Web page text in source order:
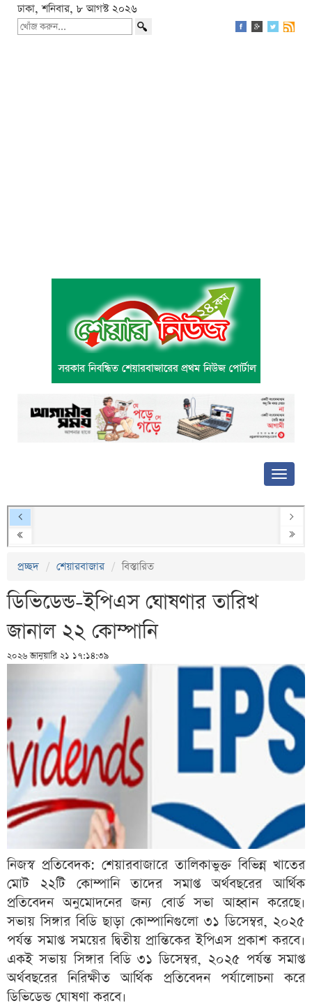
ঢাকা, শনিবার, ৮ আগস্ট ২০২৬
প্রচ্ছদ শেয়ারবাজার বিস্তারিত
ডিভিডেন্ড-ইপিএস ঘোষণার তারিখ
জানাল ২২ কোম্পানি
২০২৬ জানুয়ারি ২১ ১৭:১৪:৩৯
নিজস্ব প্রতিবেদক: শেয়ারবাজারে তালিকাভুক্ত বিভিন্ন খাতের
মোট ২২টি কোম্পানি তাদের সমাপ্ত অর্থবছরের আর্থিক
প্রতিবেদন অনুমোদনের জন্য বোর্ড সভা আহ্বান করেছে।
সভায় সিঙ্গার বিডি ছাড়া কোম্পানিগুলো ৩১ ডিসেম্বর, ২০২৫
পর্যন্ত সমাপ্ত সময়ের দ্বিতীয় প্রান্তিকের ইপিএস প্রকাশ করবে।
একই সভায় সিঙ্গার বিডি ৩১ ডিসেম্বর, ২০২৫ পর্যন্ত সমাপ্ত
অর্থবছরের নিরিক্ষীত আর্থিক প্রতিবেদন পর্যালোচনা করে
ডিভিডেন্ড ঘোষণা করবে।